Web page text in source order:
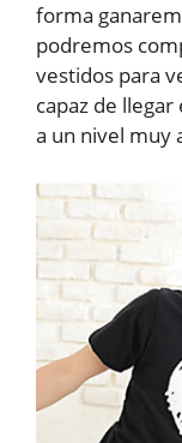
forma
podremos
vestidos para
capaz de
a un nivel muy